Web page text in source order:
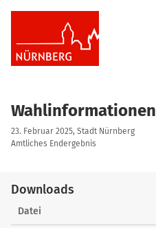
Wahlinformationen
23. Februar 2025, Stadt Nürnberg
Amtliches Endergebnis
Downloads
Downloads
Datei